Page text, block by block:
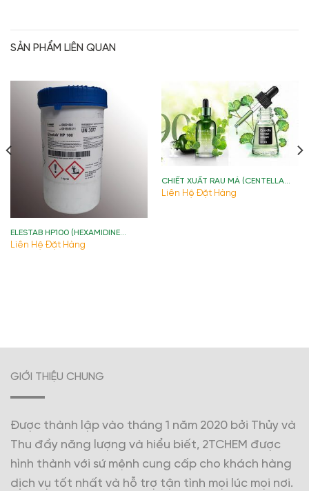
SẢN PHẨM LIÊN QUAN
ELESTAB HP100 (HEXAMIDINE
DIISETHIONATE) )
Liên Hệ Đặt Hàng
CHIẾT XUẤT RAU MÁ (CENTELLA
ASIATICA EXTRACT)
Liên Hệ Đặt Hàng
GIỚI THIỆU CHUNG
Được thành lập vào tháng 1 năm 2020 bởi Thủy và
Thu đầy năng lượng và hiểu biết, 2TCHEM được
hình thành với sứ mệnh cung cấp cho khách hàng
dịch vụ tốt nhất và hỗ trợ tận tình mọi lúc mọi nơi.